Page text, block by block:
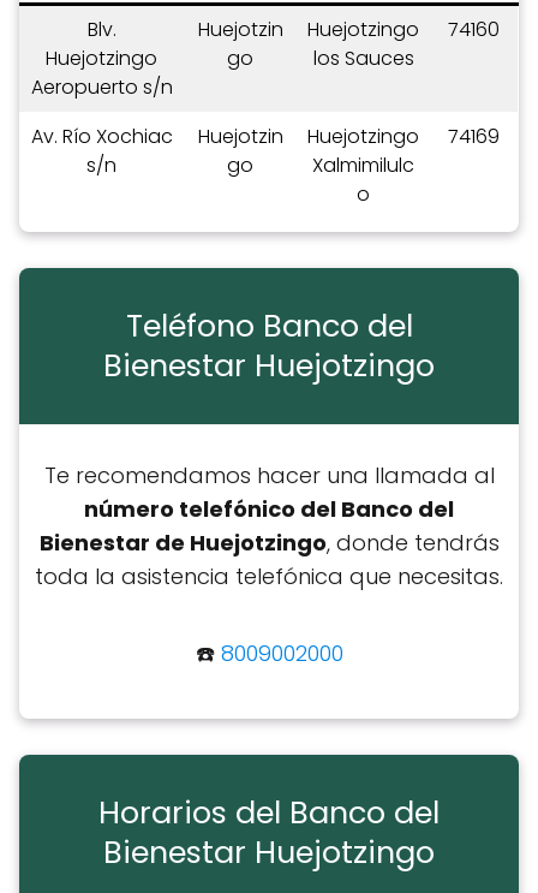
Blv.
Huejotzingo
Aeropuerto s/n
Huejotzin
go
Huejotzingo
los Sauces
74160
Av. Río Xochiac
s/n
Huejotzin
go
Huejotzingo
Xalmimilulc
o
74169
Teléfono Banco del
Bienestar Huejotzingo
Te recomendamos hacer una llamada al
número telefónico del Banco del
Bienestar de Huejotzingo, donde tendrás
toda la asistencia telefónica que necesitas.
☎️ 8009002000
Horarios del Banco del
Bienestar Huejotzingo